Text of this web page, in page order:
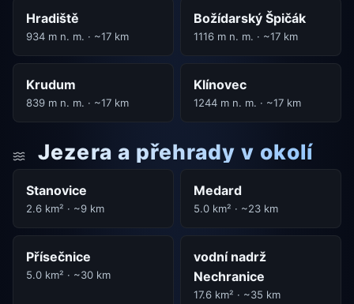
Hradiště
934 m n. m. · ~17 km
Božídarský Špičák
1116 m n. m. · ~17 km
Krudum
839 m n. m. · ~17 km
Klínovec
1244 m n. m. · ~17 km
Jezera a přehrady v okolí
Stanovice
2.6 km² · ~9 km
Medard
5.0 km² · ~23 km
Přísečnice
5.0 km² · ~30 km
vodní nadrž
Nechranice
17.6 km² · ~35 km